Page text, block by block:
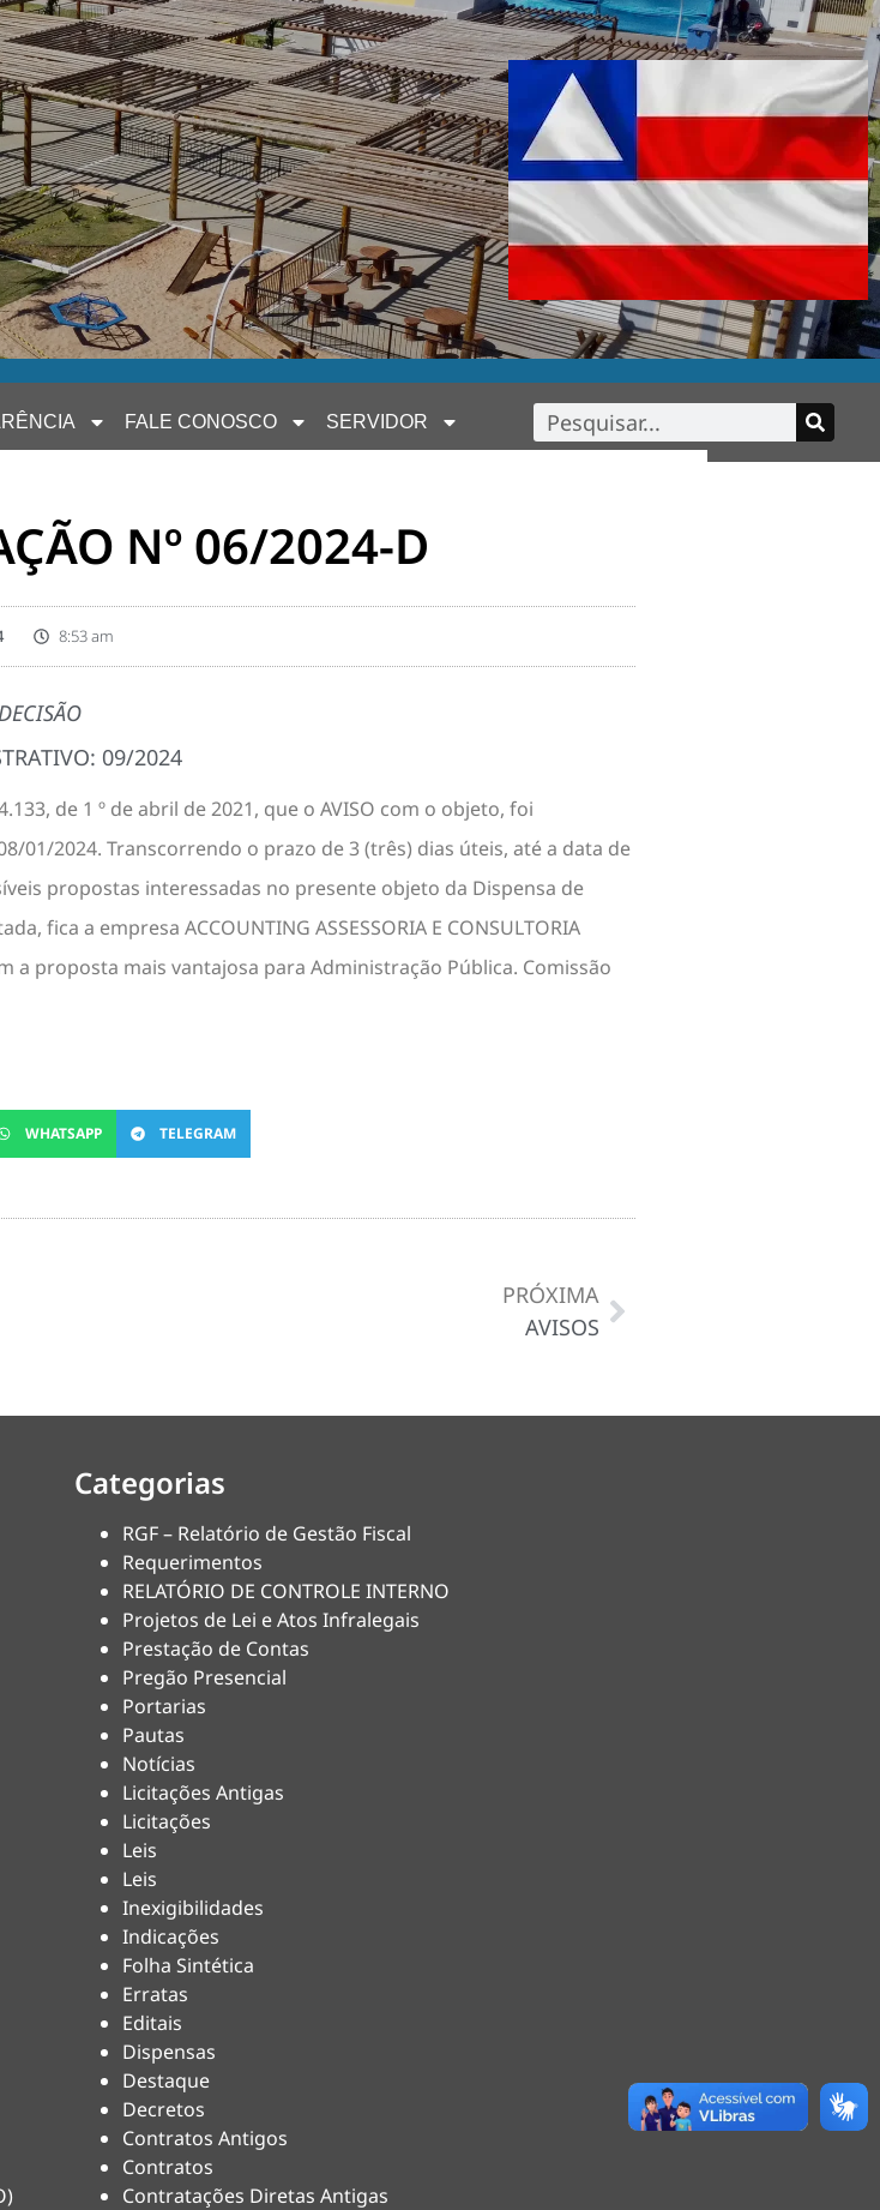
FALE CONOSCO SERVIDOR
Nº 06/2024-D
8:53 am
09/2024
de 1 º de abril de 2021, que o AVISO com o objeto, foi
01/2024. Transcorrendo o prazo de 3 (três) dias úteis, até a data de
propostas interessadas no presente objeto da Dispensa de
fica a empresa ACCOUNTING ASSESSORIA E CONSULTORIA
a proposta mais vantajosa para Administração Pública. Comissão
WHATSAPP TELEGRAM
PRÓXIMA
AVISOS
Categorias
RGF – Relatório de Gestão Fiscal
Requerimentos
RELATÓRIO DE CONTROLE INTERNO
Projetos de Lei e Atos Infralegais
Prestação de Contas
Pregão Presencial
Portarias
Pautas
Notícias
Licitações Antigas
Licitações
Leis
Leis
Inexigibilidades
Indicações
Folha Sintética
Erratas
Editais
Dispensas
Destaque
Decretos
Contratos Antigos
Contratos
Contratações Diretas Antigas